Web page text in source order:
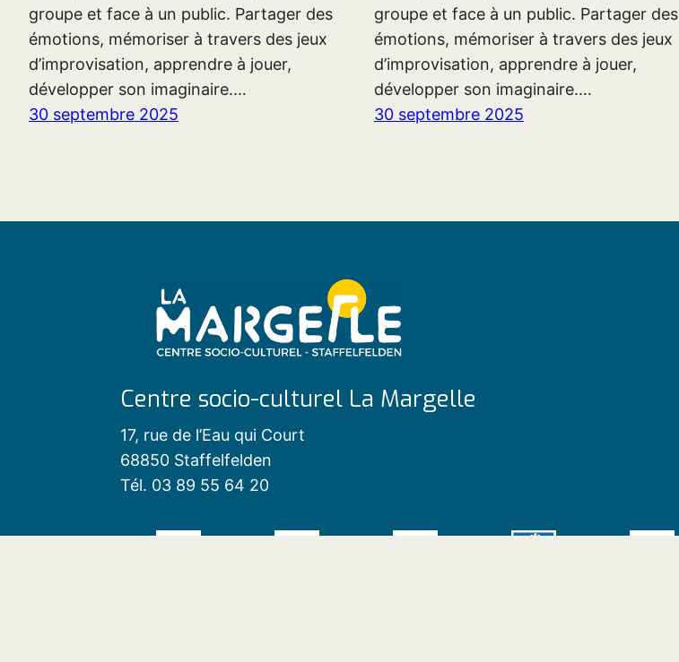
groupe et face à un public. Partager des
émotions, mémoriser à travers des jeux
d’improvisation, apprendre à jouer,
développer son imaginaire.…
30 septembre 2025
groupe et face à un public. Partager des
émotions, mémoriser à travers des jeux
d’improvisation, apprendre à jouer,
développer son imaginaire.…
30 septembre 2025
Centre socio-culturel La Margelle
17, rue de l’Eau qui Court
68850 Staffelfelden
Tél. 03 89 55 64 20